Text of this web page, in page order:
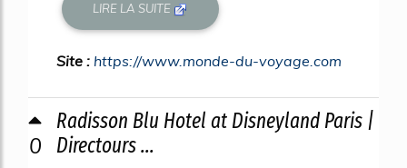
LIRE LA SUITE
Site : https://www.monde-du-voyage.com
0
Radisson Blu Hotel at Disneyland Paris |
Directours ...